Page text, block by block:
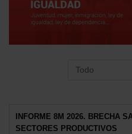
INFORME 8M 2026. BRECHA
SECTORES PRODUCTIVOS